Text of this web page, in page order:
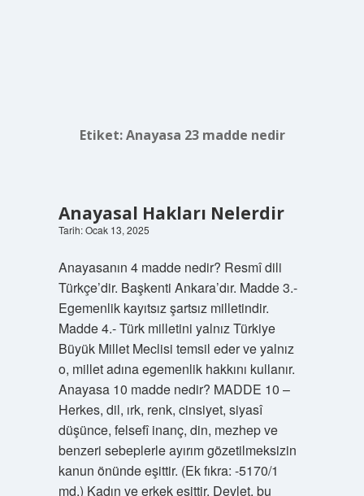
Etiket:Anayasa 23 madde nedir
Anayasal Hakları Nelerdir
Tarih: Ocak 13, 2025
Anayasanın 4 madde nedir? Resmî dili
Türkçe’dir. Başkenti Ankara’dır. Madde 3.-
Egemenlik kayıtsız şartsız milletindir.
Madde 4.- Türk milletini yalnız Türkiye
Büyük Millet Meclisi temsil eder ve yalnız
o, millet adına egemenlik hakkını kullanır.
Anayasa 10 madde nedir? MADDE 10 –
Herkes, dil, ırk, renk, cinsiyet, siyasî
düşünce, felsefî inanç, din, mezhep ve
benzeri sebeplerle ayırım gözetilmeksizin
kanun önünde eşittir. (Ek fıkra: -5170/1
md.) Kadın ve erkek eşittir. Devlet, bu